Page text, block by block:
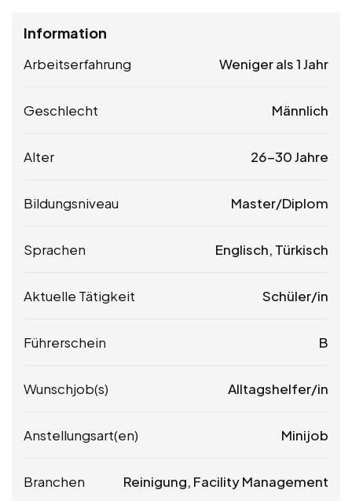
Information
Arbeitserfahrung Weniger als 1 Jahr
Geschlecht Männlich
Alter 26-30 Jahre
Bildungsniveau Master/Diplom
Sprachen Englisch, Türkisch
Aktuelle Tätigkeit Schüler/in
Führerschein B
Wunschjob(s) Alltagshelfer/in
Anstellungsart(en) Minijob
Branchen Reinigung, Facility Management